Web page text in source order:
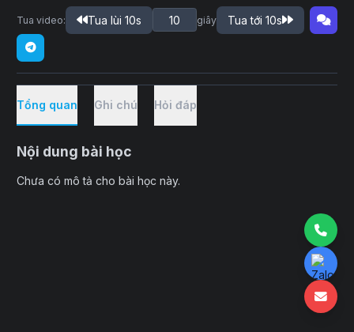
Tua video: Tua lùi 10s giây Tua tới 10s
Tổng quan Ghi chú Hỏi đáp
Nội dung bài học
Chưa có mô tả cho bài học này.